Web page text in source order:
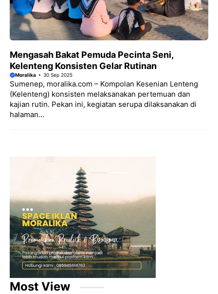
Mengasah Bakat Pemuda Pecinta Seni,
Kelenteng Konsisten Gelar Rutinan
Moralika 30 Sep 2025
Sumenep, moralika.com – Kompolan Kesenian Lenteng
(Kelenteng) konsisten melaksanakan pertemuan dan
kajian rutin. Pekan ini, kegiatan serupa dilaksanakan di
halaman...
Most View